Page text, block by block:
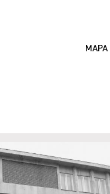
MAPA